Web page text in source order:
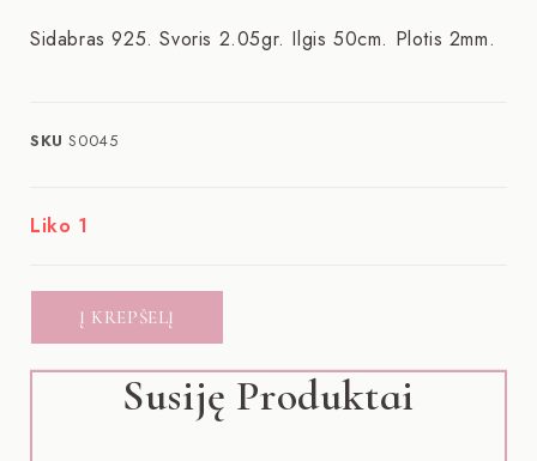
Sidabras 925. Svoris 2.05gr. Ilgis 50cm. Plotis 2mm.
SKUS0045
Liko 1
Į KREPŠELĮ
Susiję Produktai